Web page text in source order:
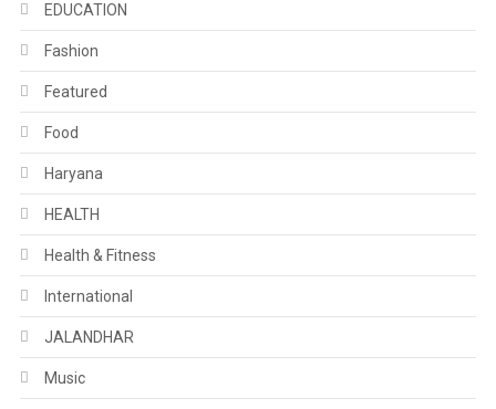
EDUCATION
Fashion
Featured
Food
Haryana
HEALTH
Health & Fitness
International
JALANDHAR
Music